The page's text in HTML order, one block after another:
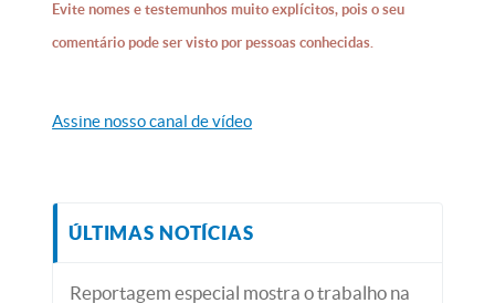
Evite nomes e testemunhos muito explícitos, pois o seu
comentário pode ser visto por pessoas conhecidas.
Assine nosso canal de vídeo
ÚLTIMAS NOTÍCIAS
Reportagem especial mostra o trabalho na